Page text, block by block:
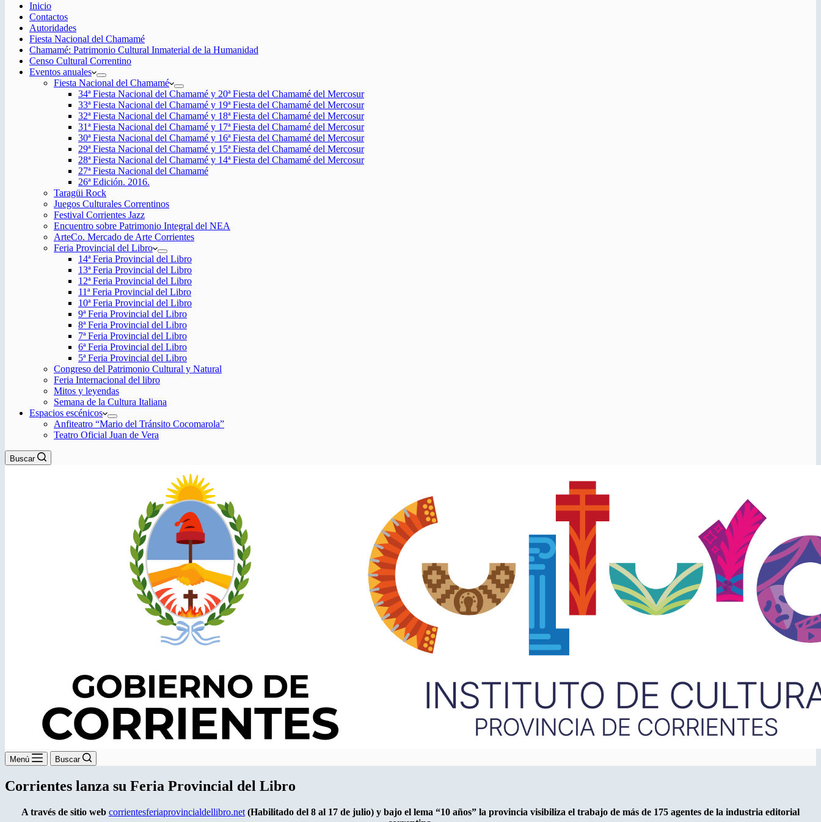
Inicio
Contactos
Autoridades
Fiesta Nacional del Chamamé
Chamamé: Patrimonio Cultural Inmaterial de la Humanidad
Censo Cultural Correntino
Eventos anuales
Fiesta Nacional del Chamamé
34ª Fiesta Nacional del Chamamé y 20ª Fiesta del Chamamé del Mercosur
33ª Fiesta Nacional del Chamamé y 19ª Fiesta del Chamamé del Mercosur
32ª Fiesta Nacional del Chamamé y 18ª Fiesta del Chamamé del Mercosur
31ª Fiesta Nacional del Chamamé y 17ª Fiesta del Chamamé del Mercosur
30ª Fiesta Nacional del Chamamé y 16ª Fiesta del Chamamé del Mercosur
29ª Fiesta Nacional del Chamamé y 15ª Fiesta del Chamamé del Mercosur
28ª Fiesta Nacional del Chamamé y 14ª Fiesta del Chamamé del Mercosur
27ª Fiesta Nacional del Chamamé
26ª Edición. 2016.
Taragüi Rock
Juegos Culturales Correntinos
Festival Corrientes Jazz
Encuentro sobre Patrimonio Integral del NEA
ArteCo. Mercado de Arte Corrientes
Feria Provincial del Libro
14ª Feria Provincial del Libro
13ª Feria Provincial del Libro
12ª Feria Provincial del Libro
11ª Feria Provincial del Libro
10ª Feria Provincial del Libro
9ª Feria Provincial del Libro
8ª Feria Provincial del Libro
7ª Feria Provincial del Libro
6ª Feria Provincial del Libro
5ª Feria Provincial del Libro
Congreso del Patrimonio Cultural y Natural
Feria Internacional del libro
Mitos y leyendas
Semana de la Cultura Italiana
Espacios escénicos
Anfiteatro “Mario del Tránsito Cocomarola”
Teatro Oficial Juan de Vera
Buscar
Menú Buscar
Corrientes lanza su Feria Provincial del Libro
A través de sitio web corrientesferiaprovincialdellibro.net (Habilitado del 8 al 17 de julio) y bajo el lema “10 años” la provincia visibiliza el trabajo de más de 175 agentes de la industria editorial